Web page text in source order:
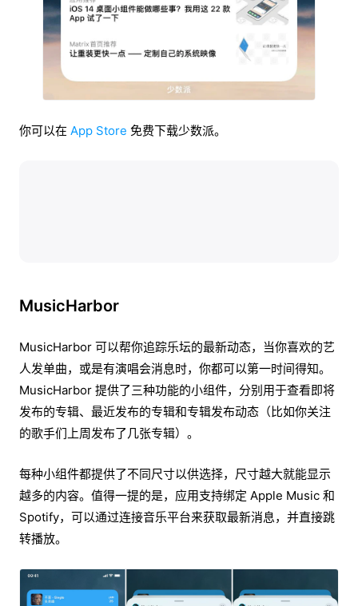
你可以在 App Store 免费下载少数派。
MusicHarbor
MusicHarbor 可以帮你追踪乐坛的最新动态，当你喜欢的艺
人发单曲，或是有演唱会消息时，你都可以第一时间得知。
MusicHarbor 提供了三种功能的小组件，分别用于查看即将
发布的专辑、最近发布的专辑和专辑发布动态（比如你关注
的歌手们上周发布了几张专辑）。
每种小组件都提供了不同尺寸以供选择，尺寸越大就能显示
越多的内容。值得一提的是，应用支持绑定 Apple Music 和
Spotify，可以通过连接音乐平台来获取最新消息，并直接跳
转播放。